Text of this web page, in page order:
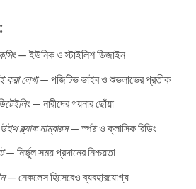
— ইউনিক ও স্টাইলিশ ডিজাইন
লেখা— পজিটিভ ভাইব ও শুভলাভের প্রতীক
— নারীদের গয়নার ছোঁয়া
ব্ল্যাক নাম্বারস— স্পষ্ট ও ক্লাসিক রিডিং
— নির্ভুল সময় প্রদানের নিশ্চয়তা
— নেকলেস হিসেবেও ব্যবহারযোগ্য